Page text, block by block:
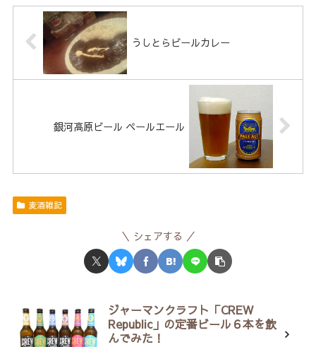
うしとらビールカレー
銀河高原ビール ペールエール
麦酒雑記
シェアする
ジャーマンクラフト「CREW
Republic」の定番ビール６本を飲
んでみた！